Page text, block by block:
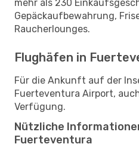
mehr als 230
Gepäckaufbewahrung,
Raucherlounges.
Flughäfen in
Für die Ankunft auf der
Fuerteventura Airport,
Verfügung.
Nützliche
Fuerteventura